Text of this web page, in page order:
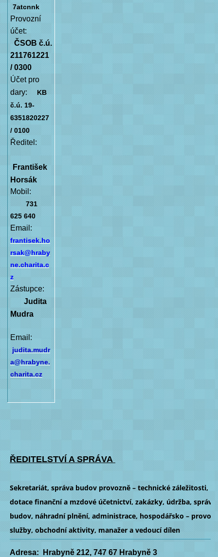
7atcnnk
Provozní
účet:
ČSOB č.ú.
211761221
/ 0300
Účet pro
dary: KB
č.ú. 19-
6351820227
/ 0100
Ředitel:
František
Horsák
Mobil:
731
625 640
Email:
frantisek.ho
rsak@hraby
ne.charita.c
z
Zástupce:
Judita
Mudra
Email:
judita.mudr
a@hrabyne.
charita.cz
ŘEDITELSTVÍ A SPRÁVA
Sekretariát, správa budov provozně – technické záležitosti,
dotace finanční a mzdové účetnictví, zakázky, údržba, správa
budov, náhradní plnění, administrace, hospodářsko –
služby, obchodní aktivity, manažer a vedoucí dílen
Adresa: Hrabyně 212, 747 67 Hrabyně 3